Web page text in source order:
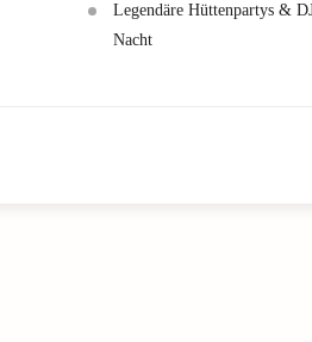
Legendäre Hüttenpartys &
Nacht